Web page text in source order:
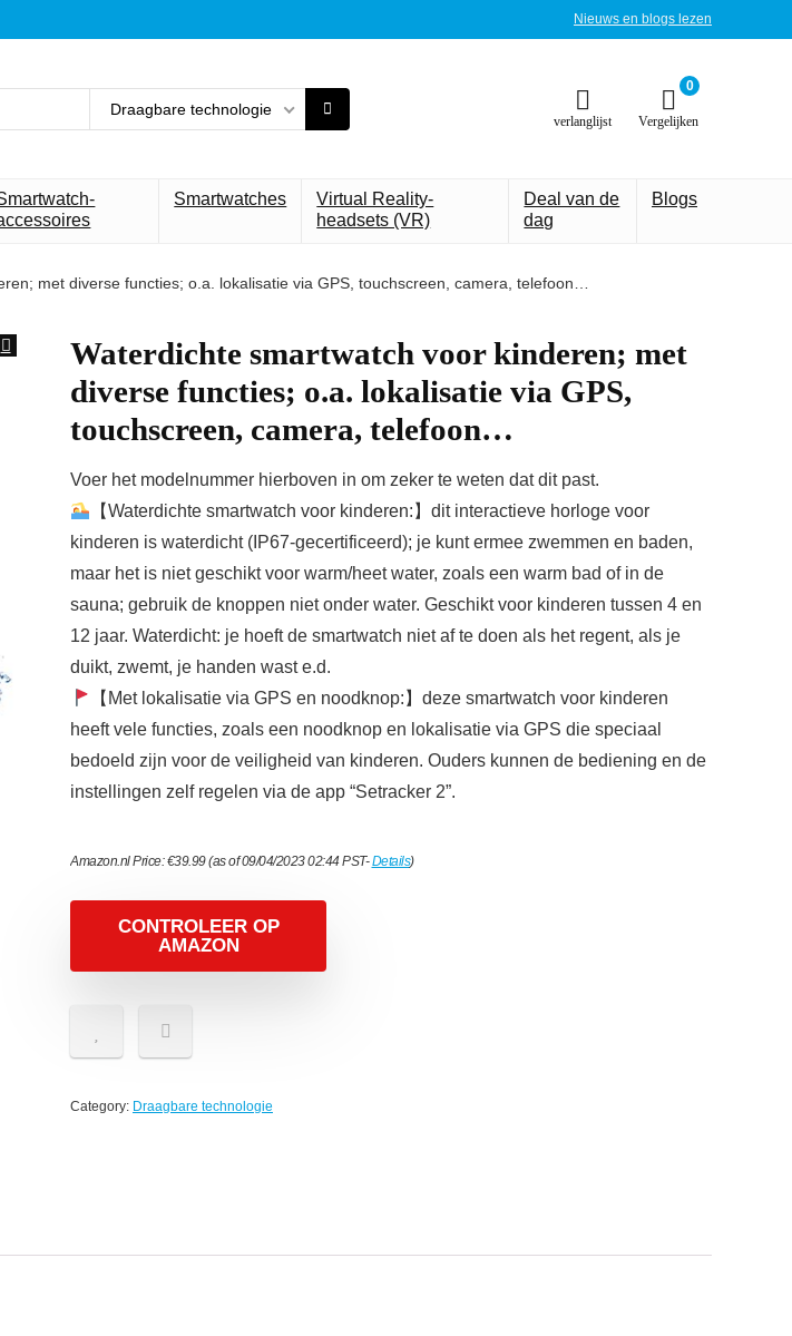
Nieuws en blogs lezen
Draagbare technologie
verlanglijst
0
Vergelijken
Smartwatches
Virtual Reality-
headsets (VR)
Deal van de
dag
Blogs
met diverse functies; o.a. lokalisatie via GPS, touchscreen, camera, telefoon…
Waterdichte smartwatch voor kinderen; met
diverse functies; o.a. lokalisatie via GPS,
touchscreen, camera, telefoon…
Voer het modelnummer hierboven in om zeker te weten dat dit past.
【Waterdichte smartwatch voor kinderen:】dit interactieve horloge voor
kinderen is waterdicht (IP67-gecertificeerd); je kunt ermee zwemmen en baden,
maar het is niet geschikt voor warm/heet water, zoals een warm bad of in de
sauna; gebruik de knoppen niet onder water. Geschikt voor kinderen tussen 4 en
12 jaar. Waterdicht: je hoeft de smartwatch niet af te doen als het regent, als je
duikt, zwemt, je handen wast e.d.
【Met lokalisatie via GPS en noodknop:】deze smartwatch voor kinderen
heeft vele functies, zoals een noodknop en lokalisatie via GPS die speciaal
bedoeld zijn voor de veiligheid van kinderen. Ouders kunnen de bediening en de
instellingen zelf regelen via de app “Setracker 2”.
Amazon.nl Price:€39.99(as of 09/04/2023 02:44 PST-Details)
CONTROLEER OP
AMAZON
Category: Draagbare technologie